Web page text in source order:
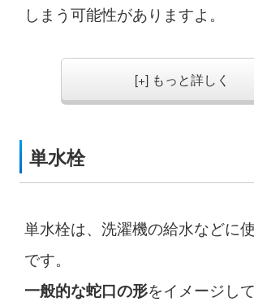
しまう可能性がありますよ。
[+] もっと詳しく
単水栓
単水栓は、洗濯機の給水などに
です。
一般的な蛇口の形をイメージし